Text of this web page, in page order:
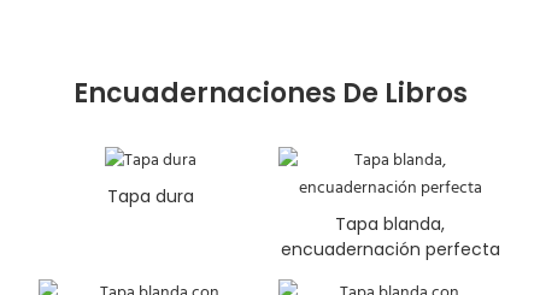
Encuadernaciones De Libros
Tapa dura
Tapa blanda,
encuadernación perfecta